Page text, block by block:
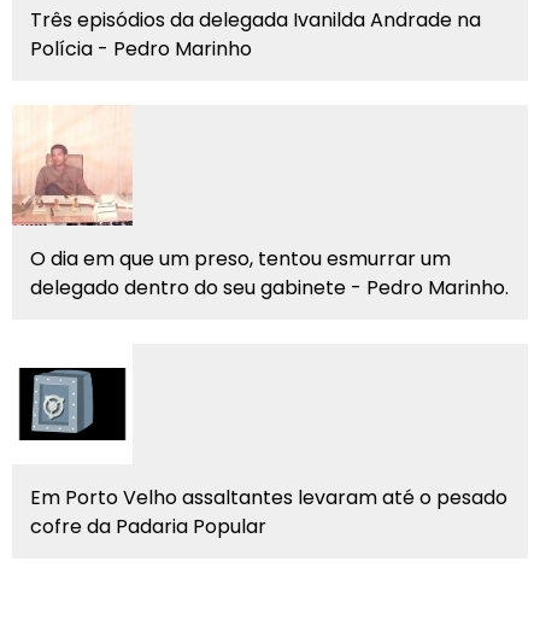
Três episódios da delegada Ivanilda Andrade na
Polícia - Pedro Marinho
O dia em que um preso, tentou esmurrar um
delegado dentro do seu gabinete - Pedro Marinho.
Em Porto Velho assaltantes levaram até o pesado
cofre da Padaria Popular